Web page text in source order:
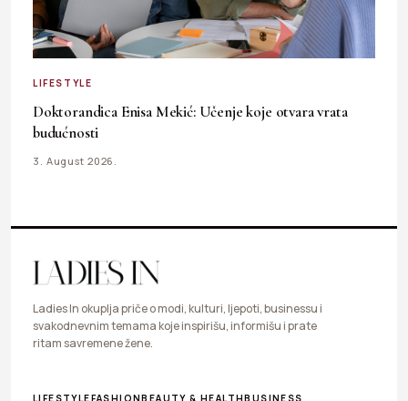
LIFESTYLE
Doktorandica Enisa Mekić: Učenje koje otvara vrata
budućnosti
3. August 2026.
Ladies In okuplja priče o modi, kulturi, ljepoti, businessu i
svakodnevnim temama koje inspirišu, informišu i prate
ritam savremene žene.
LIFESTYLEFASHIONBEAUTY & HEALTHBUSINESS